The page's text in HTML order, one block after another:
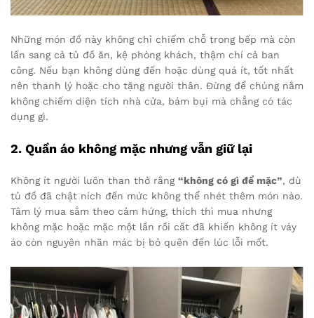
Những món đồ này không chỉ chiếm chỗ trong bếp mà còn
lấn sang cả tủ đồ ăn, kệ phòng khách, thậm chí cả ban
công. Nếu bạn không dùng đến hoặc dùng quá ít, tốt nhất
nên thanh lý hoặc cho tặng người thân. Đừng để chúng nằm
không chiếm diện tích nhà cửa, bám bụi mà chẳng có tác
dụng gì.
2. Quần áo không mặc nhưng vẫn giữ lại
Không ít người luôn than thở rằng “không có gì để mặc”, dù
tủ đồ đã chật ních đến mức không thể nhét thêm món nào.
Tâm lý mua sắm theo cảm hứng, thích thì mua nhưng
không mặc hoặc mặc một lần rồi cất đã khiến không ít váy
áo còn nguyên nhãn mác bị bỏ quên đến lúc lỗi mốt.